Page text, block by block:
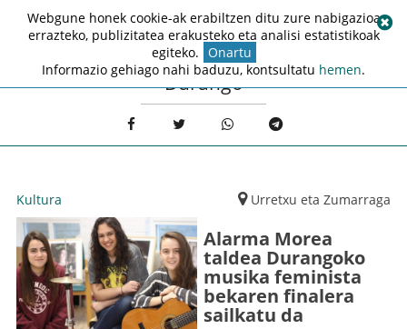
Durango
Kultura Urretxu eta Zumarraga
Alarma Morea
taldea Durangoko
musika feminista
bekaren finalera
sailkatu da
Webgune honek cookie-ak erabiltzen ditu zure nabigazioa
errazteko, publizitatea erakusteko eta analisi estatistikoak
egiteko. Onartu
Informazio gehiago nahi baduzu, kontsultatu hemen.